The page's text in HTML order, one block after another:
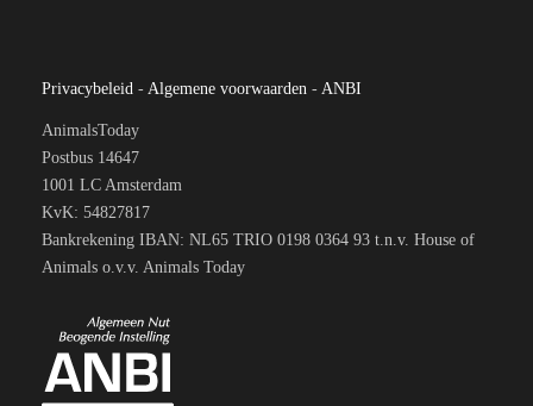
Privacybeleid - Algemene voorwaarden - ANBI
AnimalsToday
Postbus 14647
1001 LC Amsterdam
KvK: 54827817
Bankrekening IBAN: NL65 TRIO 0198 0364 93 t.n.v. House of
Animals o.v.v. Animals Today